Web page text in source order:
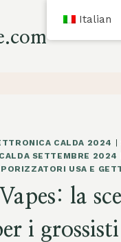
CALDA 2024
SETTEMBRE 2024
USA E
la
i
Italian